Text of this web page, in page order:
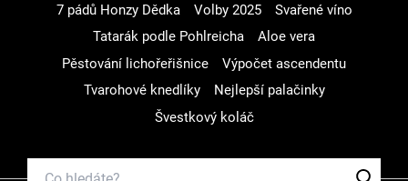
7 pádů Honzy Dědka
Volby 2025
Svařené víno
Tatarák podle Pohlreicha
Aloe vera
Pěstování lichořeřišnice
Výpočet ascendentu
Tvarohové knedlíky
Nejlepší palačinky
Švestkový koláč